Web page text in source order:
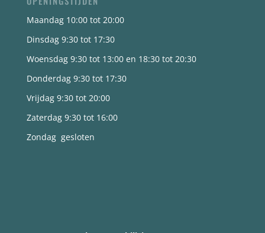
Maandag 10:00 tot 20:00
Dinsdag 9:30 tot 17:30
Woensdag 9:30 tot 13:00 en 18:30 tot 20:30
Donderdag 9:30 tot 17:30
Vrijdag 9:30 tot 20:00
Zaterdag 9:30 tot 16:00
Zondag gesloten